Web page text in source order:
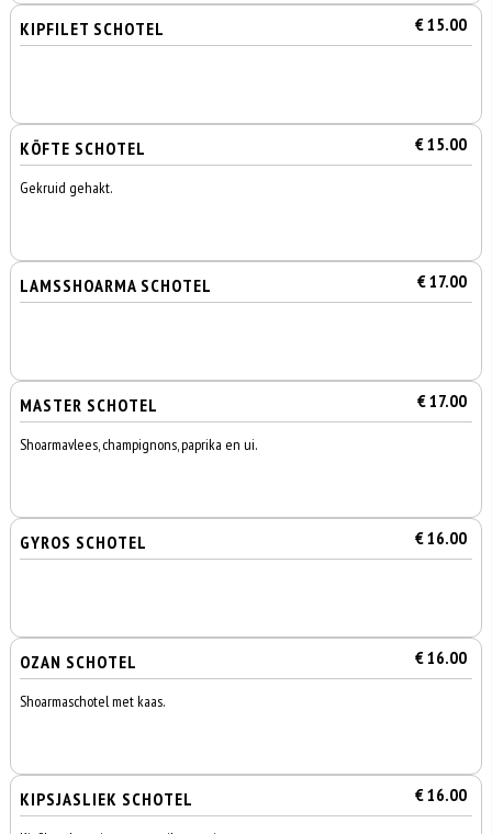
KIPFILET SCHOTEL € 15.00
KÖFTE SCHOTEL € 15.00
Gekruid gehakt.
LAMSSHOARMA SCHOTEL € 17.00
MASTER SCHOTEL € 17.00
Shoarmavlees, champignons, paprika en ui.
GYROS SCHOTEL € 16.00
OZAN SCHOTEL € 16.00
Shoarmaschotel met kaas.
KIPSJASLIEK SCHOTEL € 16.00